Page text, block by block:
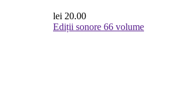
lei 20.00
Ediții sonore 66 volume